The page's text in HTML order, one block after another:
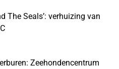
The Seals’: verhuizing van
Zeehondencentrum